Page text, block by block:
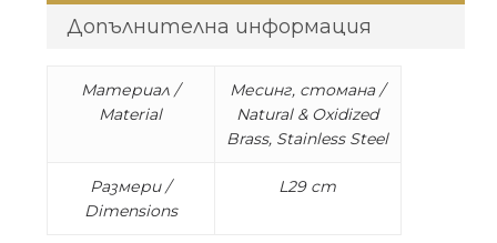
Допълнителна информация
Материал /
Material
Месинг, стомана /
Natural & Oxidized
Brass, Stainless Steel
Размери /
Dimensions
L29 cm